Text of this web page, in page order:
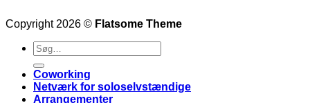
Copyright 2026 © Flatsome Theme
Søg
efter:
Coworking
Netværk for soloselvstændige
Arrangementer